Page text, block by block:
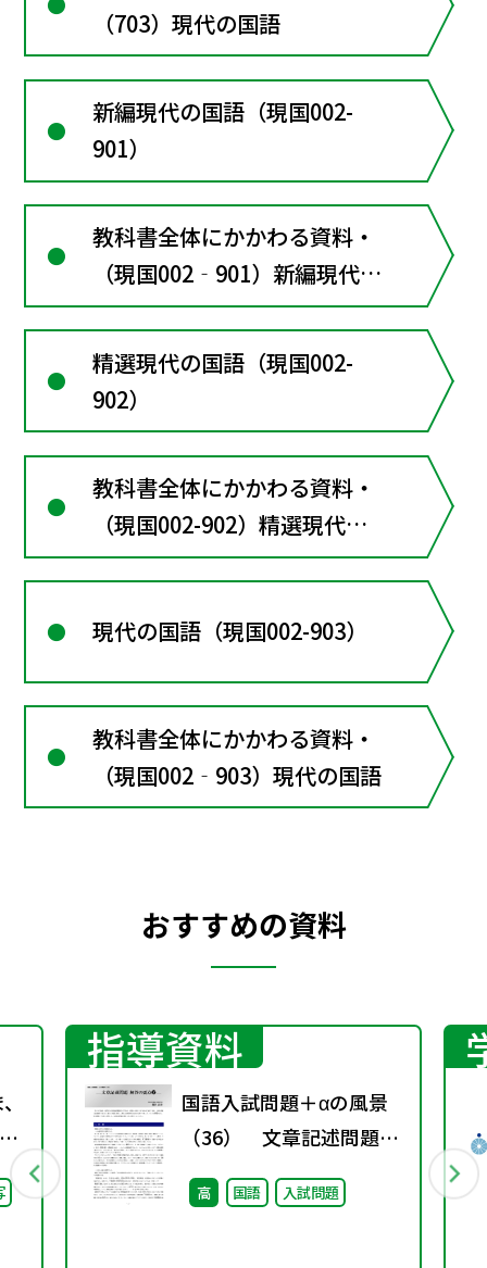
（703）現代の国語
新編現代の国語（現国002-
901）
教科書全体にかかわる資料・
（現国002‐901）新編現代の
国語
精選現代の国語（現国002-
902）
教科書全体にかかわる資料・
（現国002-902）精選現代の
国語
現代の国語（現国002-903）
教科書全体にかかわる資料・
（現国002‐903）現代の国語
おすすめの資料
指導資料
国語入試問題＋αの風景
（36） 文章記述問題
解答の要点❷
高 国語 入試問題